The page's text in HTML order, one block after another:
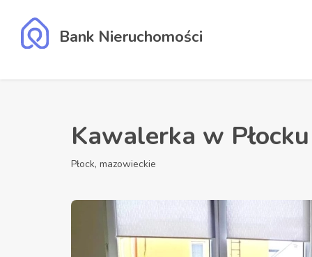
Bank Nieruchomości
Kawalerka w
Płock, mazowieckie